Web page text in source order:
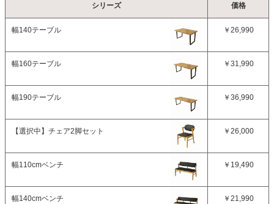
シリーズ 価格
幅140テーブル ￥26,990
幅160テーブル ￥31,990
幅190テーブル ￥36,990
【選択中】 チェア2脚セット ￥26,000
幅110cmベンチ ￥19,490
幅140cmベンチ ￥21,990